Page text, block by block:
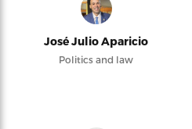
José Julio Aparicio
Politics and law